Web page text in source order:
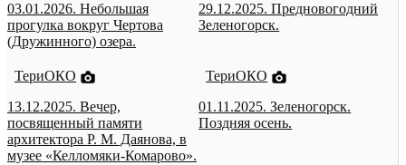
03.01.2026. Небольшая
прогулка вокруг Чертова
(Дружинного) озера.
29.12.2025. Предновогодний
Зеленогорск.
ТериОКО
13.12.2025. Вечер,
посвященный памяти
архитектора Р. М. Даянова, в
музее «Келломяки-Комарово».
ТериОКО
01.11.2025. Зеленогорск.
Поздняя осень.